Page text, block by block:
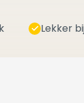
Lekker